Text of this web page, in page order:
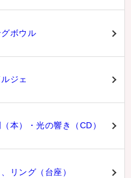
ボウル
ジェ
本）・光の響き（CD）
リング（台座）